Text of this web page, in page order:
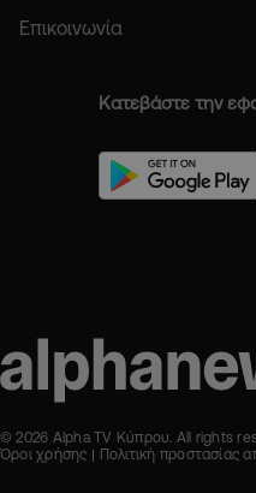
Επικοινωνία
Κατεβάστε την
© 2026 Alpha TV Κύπρου. All rights
Όροι χρήσης
Πολιτική προστασίας